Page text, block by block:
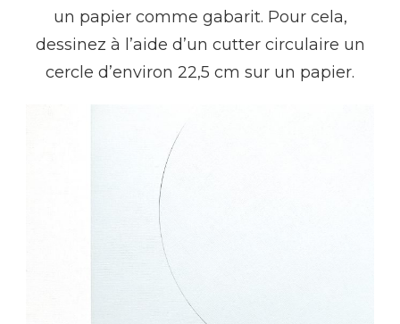
un papier comme gabarit. Pour cela,
dessinez à l’aide d’un cutter circulaire un
cercle d’environ 22,5 cm sur un papier.